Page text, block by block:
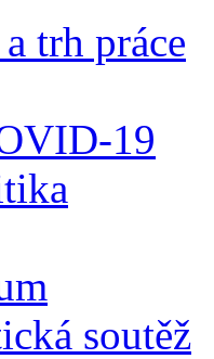
trh práce
19
soutěž